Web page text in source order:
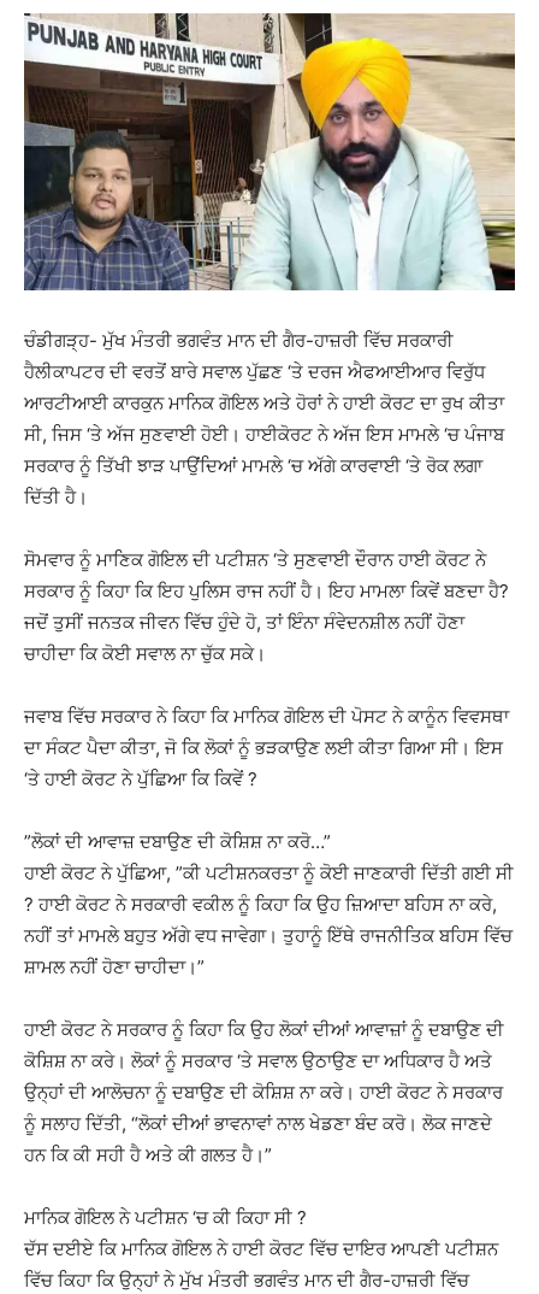
ਚੰਡੀਗੜ੍ਹ- ਮੁੱਖ ਮੰਤਰੀ ਭਗਵੰਤ ਮਾਨ ਦੀ ਗੈਰ-ਹਾਜ਼ਰੀ ਵਿੱਚ ਸਰਕਾਰੀ
ਹੈਲੀਕਾਪਟਰ ਦੀ ਵਰਤੋਂ ਬਾਰੇ ਸਵਾਲ ਪੁੱਛਣ ‘ਤੇ ਦਰਜ ਐਫਆਈਆਰ ਵਿਰੁੱਧ
ਆਰਟੀਆਈ ਕਾਰਕੁਨ ਮਾਨਿਕ ਗੋਇਲ ਅਤੇ ਹੋਰਾਂ ਨੇ ਹਾਈ ਕੋਰਟ ਦਾ ਰੁਖ ਕੀਤਾ
ਸੀ, ਜਿਸ ‘ਤੇ ਅੱਜ ਸੁਣਵਾਈ ਹੋਈ। ਹਾਈਕੋਰਟ ਨੇ ਅੱਜ ਇਸ ਮਾਮਲੇ ‘ਚ ਪੰਜਾਬ
ਸਰਕਾਰ ਨੂੰ ਤਿੱਖੀ ਝਾੜ ਪਾਉਂਦਿਆਂ ਮਾਮਲੇ ‘ਚ ਅੱਗੇ ਕਾਰਵਾਈ ‘ਤੇ ਰੋਕ ਲਗਾ
ਦਿੱਤੀ ਹੈ।
ਸੋਮਵਾਰ ਨੂੰ ਮਾਣਿਕ ​​ਗੋਇਲ ਦੀ ਪਟੀਸ਼ਨ ‘ਤੇ ਸੁਣਵਾਈ ਦੌਰਾਨ ਹਾਈ ਕੋਰਟ ਨੇ
ਸਰਕਾਰ ਨੂੰ ਕਿਹਾ ਕਿ ਇਹ ਪੁਲਿਸ ਰਾਜ ਨਹੀਂ ਹੈ। ਇਹ ਮਾਮਲਾ ਕਿਵੇਂ ਬਣਦਾ ਹੈ?
ਜਦੋਂ ਤੁਸੀਂ ਜਨਤਕ ਜੀਵਨ ਵਿੱਚ ਹੁੰਦੇ ਹੋ, ਤਾਂ ਇੰਨਾ ਸੰਵੇਦਨਸ਼ੀਲ ਨਹੀਂ ਹੋਣਾ
ਚਾਹੀਦਾ ਕਿ ਕੋਈ ਸਵਾਲ ਨਾ ਚੁੱਕ ਸਕੇ।
ਜਵਾਬ ਵਿੱਚ ਸਰਕਾਰ ਨੇ ਕਿਹਾ ਕਿ ਮਾਨਿਕ ਗੋਇਲ ਦੀ ਪੋਸਟ ਨੇ ਕਾਨੂੰਨ ਵਿਵਸਥਾ
ਦਾ ਸੰਕਟ ਪੈਦਾ ਕੀਤਾ, ਜੋ ਕਿ ਲੋਕਾਂ ਨੂੰ ਭੜਕਾਉਣ ਲਈ ਕੀਤਾ ਗਿਆ ਸੀ। ਇਸ
‘ਤੇ ਹਾਈ ਕੋਰਟ ਨੇ ਪੁੱਛਿਆ ਕਿ ਕਿਵੇਂ ?
”ਲੋਕਾਂ ਦੀ ਆਵਾਜ਼ ਦਬਾਉਣ ਦੀ ਕੋਸ਼ਿਸ਼ ਨਾ ਕਰੋ…”
ਹਾਈ ਕੋਰਟ ਨੇ ਪੁੱਛਿਆ, ”ਕੀ ਪਟੀਸ਼ਨਕਰਤਾ ਨੂੰ ਕੋਈ ਜਾਣਕਾਰੀ ਦਿੱਤੀ ਗਈ ਸੀ
? ਹਾਈ ਕੋਰਟ ਨੇ ਸਰਕਾਰੀ ਵਕੀਲ ਨੂੰ ਕਿਹਾ ਕਿ ਉਹ ਜ਼ਿਆਦਾ ਬਹਿਸ ਨਾ ਕਰੇ,
ਨਹੀਂ ਤਾਂ ਮਾਮਲੇ ਬਹੁਤ ਅੱਗੇ ਵਧ ਜਾਵੇਗਾ। ਤੁਹਾਨੂੰ ਇੱਥੇ ਰਾਜਨੀਤਿਕ ਬਹਿਸ ਵਿੱਚ
ਸ਼ਾਮਲ ਨਹੀਂ ਹੋਣਾ ਚਾਹੀਦਾ।”
ਹਾਈ ਕੋਰਟ ਨੇ ਸਰਕਾਰ ਨੂੰ ਕਿਹਾ ਕਿ ਉਹ ਲੋਕਾਂ ਦੀਆਂ ਆਵਾਜ਼ਾਂ ਨੂੰ ਦਬਾਉਣ ਦੀ
ਕੋਸ਼ਿਸ਼ ਨਾ ਕਰੇ। ਲੋਕਾਂ ਨੂੰ ਸਰਕਾਰ ‘ਤੇ ਸਵਾਲ ਉਠਾਉਣ ਦਾ ਅਧਿਕਾਰ ਹੈ ਅਤੇ
ਉਨ੍ਹਾਂ ਦੀ ਆਲੋਚਨਾ ਨੂੰ ਦਬਾਉਣ ਦੀ ਕੋਸ਼ਿਸ਼ ਨਾ ਕਰੇ। ਹਾਈ ਕੋਰਟ ਨੇ ਸਰਕਾਰ
ਨੂੰ ਸਲਾਹ ਦਿੱਤੀ, “ਲੋਕਾਂ ਦੀਆਂ ਭਾਵਨਾਵਾਂ ਨਾਲ ਖੇਡਣਾ ਬੰਦ ਕਰੋ। ਲੋਕ ਜਾਣਦੇ
ਹਨ ਕਿ ਕੀ ਸਹੀ ਹੈ ਅਤੇ ਕੀ ਗਲਤ ਹੈ।”
ਮਾਨਿਕ ਗੋਇਲ ਨੇ ਪਟੀਸ਼ਨ ‘ਚ ਕੀ ਕਿਹਾ ਸੀ ?
ਦੱਸ ਦਈਏ ਕਿ ਮਾਨਿਕ ਗੋਇਲ ਨੇ ਹਾਈ ਕੋਰਟ ਵਿੱਚ ਦਾਇਰ ਆਪਣੀ ਪਟੀਸ਼ਨ
ਵਿੱਚ ਕਿਹਾ ਕਿ ਉਨ੍ਹਾਂ ਨੇ ਮੁੱਖ ਮੰਤਰੀ ਭਗਵੰਤ ਮਾਨ ਦੀ ਗੈਰ-ਹਾਜ਼ਰੀ ਵਿੱਚ